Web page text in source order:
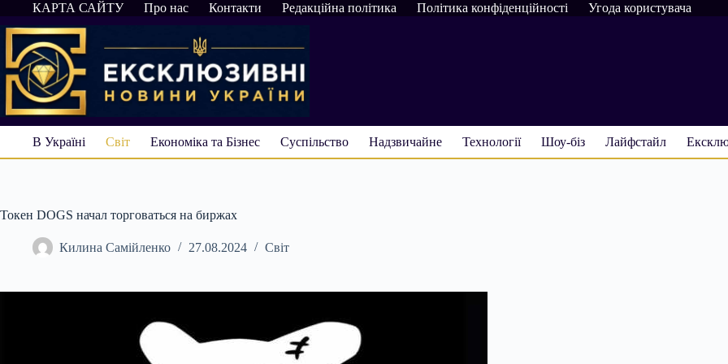
Перейти
до
вмісту
КАРТА САЙТУ Про нас Контакти Редакційна політика Політика конфіденційності Угода користувача
В Україні Світ Економіка та Бізнес Суспільство Надзвичайне Технології Шоу-біз Лайфстайл
Токен DOGS начал торговаться на биржах
Килина Самійленко 27.08.2024 Світ